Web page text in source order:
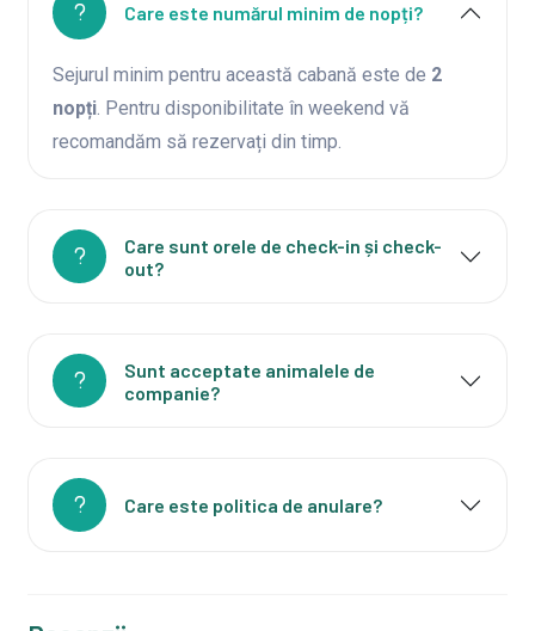
Care este numărul minim de nopți?
Sejurul minim pentru această cabană este de 2
nopți. Pentru disponibilitate în weekend vă
recomandăm să rezervați din timp.
Care sunt orele de check-in și check-
out?
Sunt acceptate animalele de
companie?
Care este politica de anulare?